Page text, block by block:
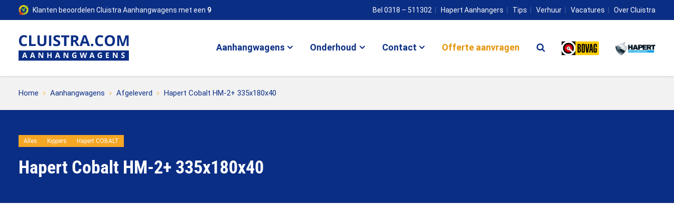
Klanten beoordelen Cluistra Aanhangwagens met een 9 Bel 0318 – 511302 Hapert Aanhangers Tips Verhuur Vacatures Over Cluistra
Aanhangwagens Onderhoud Contact Offerte aanvragen
Home Aanhangwagens Afgeleverd Hapert Cobalt HM-2+ 335x180x40
Alles Kippers Hapert COBALT
Hapert Cobalt HM-2+ 335x180x40